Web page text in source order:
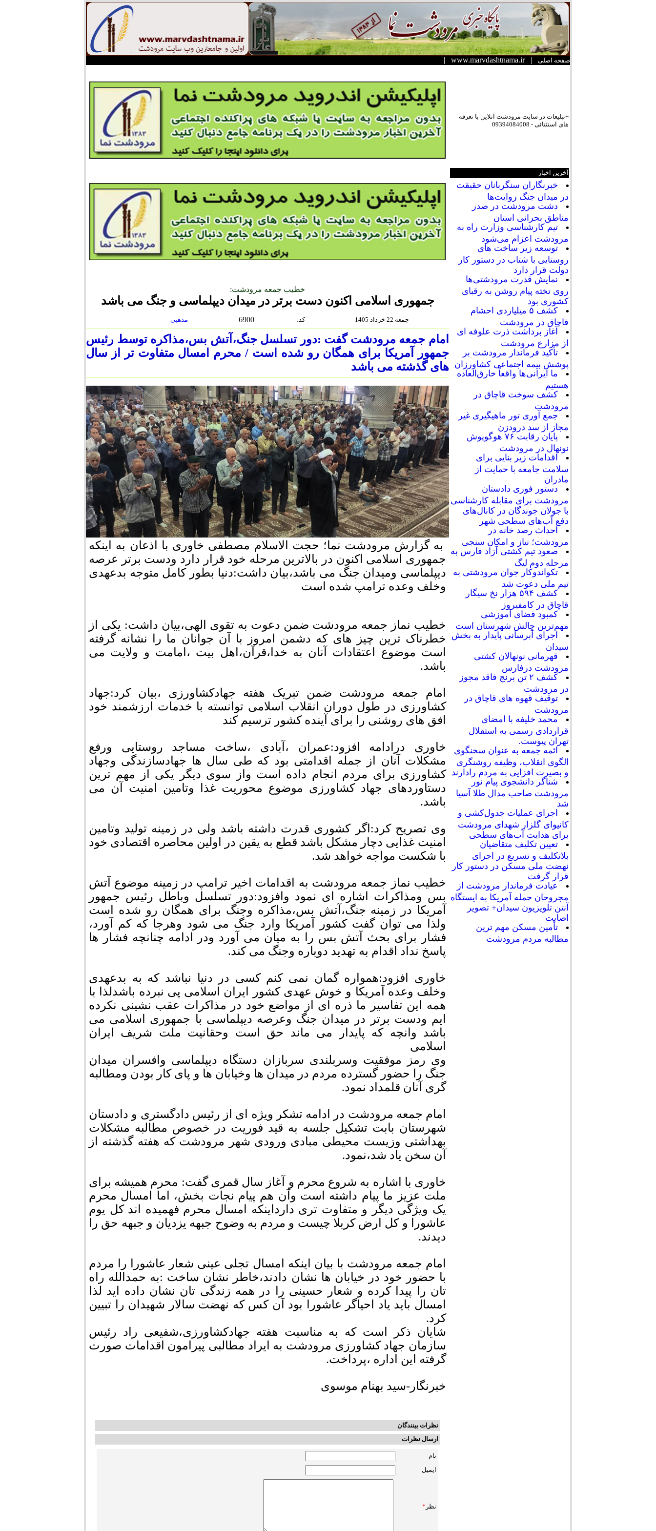
صفحه اصلی |
www.marvdashtnama.ir
|
+تبلیعات در سایت مرودشت آنلاین با تعرفه
های استثنائی - 09394084008
آخرین اخبار
خبرنگاران سنگربانان حقیقت
در میدان جنگ روایت‌ها
دشت مرودشت در صدر
مناطق بحرانی استان
تیم کارشناسی وزارت راه به
مرودشت اعزام می‌شود
توسعه زیر ساخت های
روستایی با شتاب در دستور کار
دولت قرار دارد
نمایش قدرت مرودشتی‌ها
روی تخته پیام روشن به رقبای
کشوری بود
کشف ۵ میلیاردی احشام
قاچاق در مرودشت
آغاز برداشت ذرت علوفه ای
از مزارع مرودشت
تأکید فرماندار مرودشت بر
پوشش بیمه اجتماعی کشاورزان
ما ایرانی‌ها واقعاً خارق‌العاده
هستیم
کشف سوخت قاچاق در
مرودشت
جمع آوری تور ماهیگیری غیر
مجاز از سد درودزن
پایان رقابت‌ ۷۶ هوگوپوش
نونهال در مرودشت
اقدامات زیر بنایی برای
سلامت جامعه با حمایت از
مادران
دستور فوری دادستان
مرودشت برای مقابله کارشناسی
با جولان جوندگان در کانال‌های
دفع آب‌های سطحی شهر
احداث رصد خانه در
مرودشت؛ نیاز و امکان سنجی
صعود تیم کشتی آزاد فارس به
مرحله دوم لیگ
تکواندوکار جوان مرودشتی به
تیم ملی دعوت شد
کشف ۵۹۴ هزار نخ سیگار
قاچاق در کامفیروز
کمبود فضای آموزشی
مهم‌ترین چالش شهرستان است
اجرای آبرسانی پایدار به بخش
سیدان
قهرمانی نونهالان کشتی
مرودشت درفارس
کشف ۲ تن برنج فاقد مجوز
در مرودشت
توقیف قهوه های قاچاق در
مرودشت
محمد خلیفه با امضای
قراردادی رسمی به استقلال
تهران پیوست.
ائمه جمعه به عنوان سخنگوی
الگوی انقلاب، وظیفه روشنگری
و بصیرت افزایی به مردم رادارند
شناگر دانشجوی پیام نور
مرودشت صاحب مدال طلا آسیا
شد
اجرای عملیات جدول‌کشی و
کانیوای گلزار شهدای مرودشت
برای هدایت آب‌های سطحی
تعیین تکلیف متقاضیان
بلاتکلیف و تسریع در اجرای
نهضت ملی مسکن در دستور کار
قرار گرفت
عیادت فرماندار مرودشت از
مجروحان حمله آمریکا به ایستگاه
آنتن تلویزیون سیدان+ تصویر
اصابت
تأمین مسکن مهم ترین
مطالبه مردم مرودشت
خطیب جمعه مرودشت:
جمهوری اسلامی اکنون دست برتر در میدان دیپلماسی و جنگ می باشد
6900 :كد جمعه 22 خرداد 1405
امام جمعه مرودشت گفت :دور تسلسل جنگ،آتش بس،مذاکره توسط رئیس
جمهور آمریکا برای همگان رو شده است / محرم امسال متفاوت تر از سال
های گذشته می باشد
به گزارش مرودشت نما؛ حجت الاسلام مصطفی خاوری با اذعان به اینکه
جمهوری اسلامی اکنون در بالاترین مرحله خود قرار دارد ودست برتر عرصه
دیپلماسی ومیدان جنگ می باشد،بیان داشت:دنیا بطور کامل متوجه بدعهدی
وخلف وعده ترامپ شده است
خطیب نماز جمعه مرودشت ضمن دعوت به تقوی الهی،بیان داشت: یکی از
خطرناک ترین چیز های که دشمن امروز با آن جوانان ما را نشانه گرفته
است موضوع اعتقادات آنان به خدا،قرآن،اهل بیت ،امامت و ولایت می
باشد.
امام جمعه مرودشت ضمن تبریک هفته جهادکشاورزی ،بیان کرد:جهاد
کشاورزی در طول دوران انقلاب اسلامی توانسته با خدمات ارزشمند خود
افق های روشنی را برای آینده کشور ترسیم کند
خاوری درادامه افزود:عمران ،آبادی ،ساخت مساجد روستایی ورفع
مشکلات آنان از جمله اقدامتی بود که طی سال ها جهادسازندگی وجهاد
کشاورزی برای مردم انجام داده است واز سوی دیگر یکی از مهم ترین
دستاوردهای جهاد کشاورزی موضوع محوریت غذا وتامین امنیت آن می
باشد.
وی تصریح کرد:اگر کشوری قدرت داشته باشد ولی در زمینه تولید وتامین
امنیت غذایی دچار مشکل باشد قطع به یقین در اولین محاصره اقتصادی خود
با شکست مواجه خواهد شد.
خطیب نماز جمعه مرودشت به اقدامات اخیر ترامپ در زمینه موضوع آتش
بس ومذاکرات اشاره ای نمود وافزود:دور تسلسل وباطل رئیس جمهور
آمریکا در زمینه جنگ،آتش بس،مذاکره وجنگ برای همگان رو شده است
ولذا می توان گفت کشور آمریکا وارد جنگ می شود وهرجا که کم آورد،
فشار برای بحث آتش بس را به میان می آورد ودر ادامه چنانچه فشار ها
پاسخ نداد اقدام به تهدید دوباره وجنگ می کند.
خاوری افزود:همواره گمان نمی کنم کسی در دنیا نباشد که به بدعهدی
وخلف وعده آمریکا و خوش عهدی کشور ایران اسلامی پی نبرده باشدلذا با
همه این تفاسیر ما ذره ای از مواضع خود در مذاکرات عقب نشینی نکرده
ایم ودست برتر در میدان جنگ وعرصه دیپلماسی با جمهوری اسلامی می
باشد وانچه که پایدار می ماند حق است وحقانیت ملت شریف ایران
اسلامی
وی رمز موفقیت وسربلندی سربازان دستگاه دیپلماسی وافسران میدان
جنگ را حضور گسترده مردم در میدان ها وخیابان ها و پای کار بودن ومطالبه
گری آنان قلمداد نمود.
امام جمعه مرودشت در ادامه تشکر ویژه ای از رئیس دادگستری و دادستان
شهرستان بابت تشکیل جلسه به قید فوریت در خصوص مطالبه مشکلات
بهداشتی وزیست محیطی مبادی ورودی شهر مرودشت که هفته گذشته از
آن سخن یاد شد،نمود.
خاوری با اشاره به شروع محرم و آغاز سال قمری گفت: محرم همیشه برای
ملت عزیز ما پیام داشته است وآن هم پیام نجات بخش، اما امسال محرم
یک ویژگی دیگر و متفاوت تری دارداینکه امسال محرم فهمیده اند کل یوم
عاشورا و کل ارض کربلا چیست و مردم به وضوح جبهه یزدیان و جبهه حق را
دیدند.
امام جمعه مرودشت با بیان اینکه امسال تجلی عینی شعار عاشورا را مردم
با حضور خود در خیابان ها نشان دادند،خاطر نشان ساخت :به حمدالله راه
تان را پیدا کرده و شعار حسینی را در همه زندگی تان نشان داده اید لذا
امسال باید یاد احیاگر عاشورا بود آن کس که نهضت سالار شهیدان را تبیین
کرد.
شایان ذکر است که به مناسبت هفته جهادکشاورزی،شفیعی راد رئیس
سازمان جهاد کشاورزی مرودشت به ایراد مطالبی پیرامون اقدامات صورت
گرفته این اداره ،پرداخت.
خبرنگار-سید بهنام موسوی
نظرات بینندگان
ارسال نظرات
نام
ایمیل
نظر *